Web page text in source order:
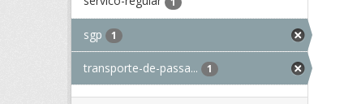
sgp 1
transporte-de-passa... 1